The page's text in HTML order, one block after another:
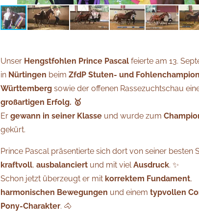
Unser Hengstfohlen Prince Pascal feierte am 13.
in Nürtingen beim ZfdP Stuten- und
Württemberg sowie der offenen Rassezuchtschau
großartigen Erfolg. 🥇
Er gewann in seiner Klasse und wurde zum
gekürt.
Prince Pascal präsentierte sich dort von seiner besten
kraftvoll, ausbalanciert und mit vielAusdruck. ✨
Schon jetzt überzeugt er mit korrektem Fundament,
harmonischen Bewegungen und einem typvollen
Pony-Charakter. 🐴